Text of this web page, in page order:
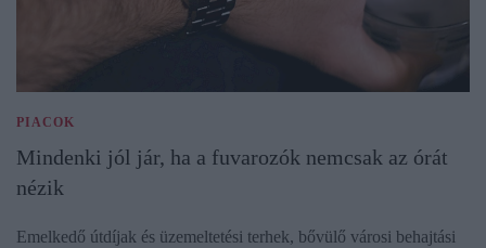
PIACOK
Mindenki jól jár, ha a fuvarozók nemcsak az órát
nézik
Emelkedő útdíjak és üzemeltetési terhek, bővülő városi behajtási